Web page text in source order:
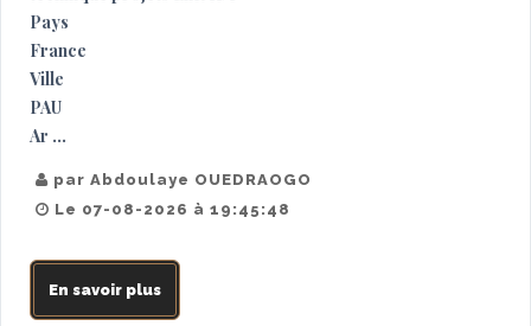
Pays
France
Ville
PAU
Ar ...
par Abdoulaye OUEDRAOGO
Le 07-08-2026 à 19:45:48
En savoir plus